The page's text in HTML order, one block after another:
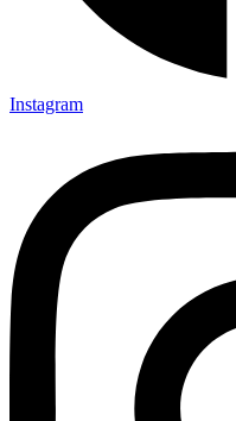
Instagram